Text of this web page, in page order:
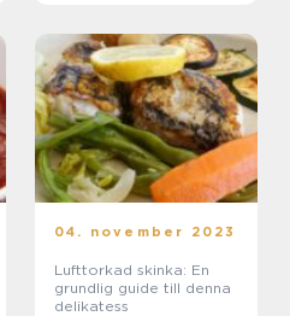
04. november 2023
Lufttorkad skinka: En
grundlig guide till denna
delikatess